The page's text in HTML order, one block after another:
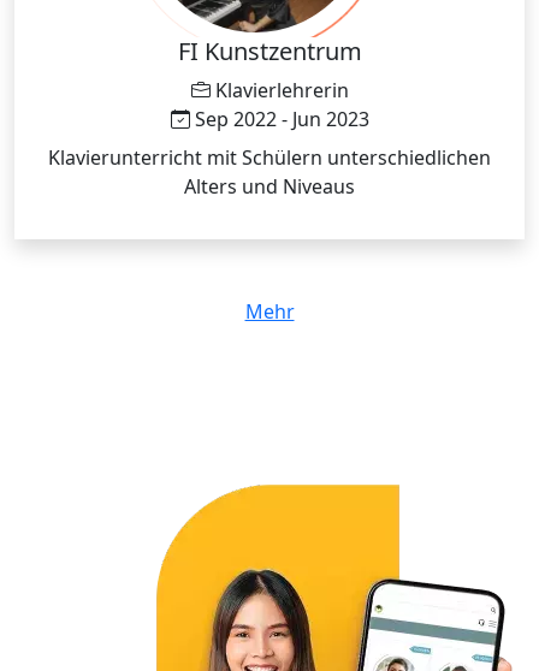
FI Kunstzentrum
Klavierlehrerin
Sep 2022 - Jun 2023
Klavierunterricht mit Schülern unterschiedlichen
Alters und Niveaus
Mehr